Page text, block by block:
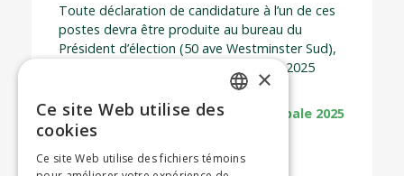
Toute déclaration de candidature à l’un de ces
postes devra être produite au bureau du
Président d’élection (50 ave Westminster Sud),
à compter du vendredi 19 septembre 2025
jusqu’au vendredi 3 octobre 2025.
En savoir plus sur l’élection municipale 2025
×
Ce site Web utilise des
cookies
Ce site Web utilise des fichiers témoins